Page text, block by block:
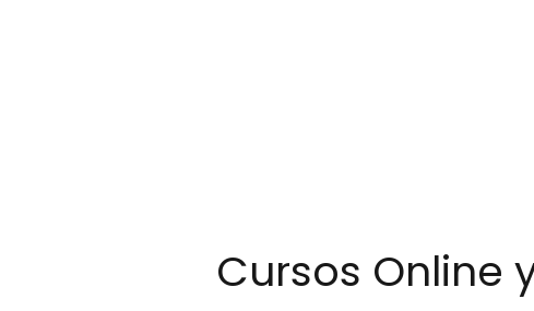
Cursos Online